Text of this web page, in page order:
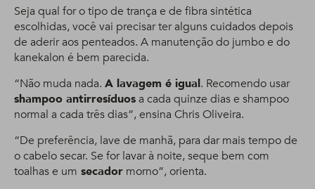
Seja qual for o tipo de trança e de fibra sintética
escolhidas, você vai precisar ter alguns cuidados depois
de aderir aos penteados. A manutenção do jumbo e do
kanekalon é bem parecida.
“Não muda nada. A lavagem é igual. Recomendo usar
shampoo antirresíduosa cada quinze dias e shampoo
normal a cada três dias”, ensina Chris Oliveira.
“De preferência, lave de manhã, para dar mais tempo de
o cabelo secar. Se for lavar à noite, seque bem com
toalhas e um secador morno”, orienta.